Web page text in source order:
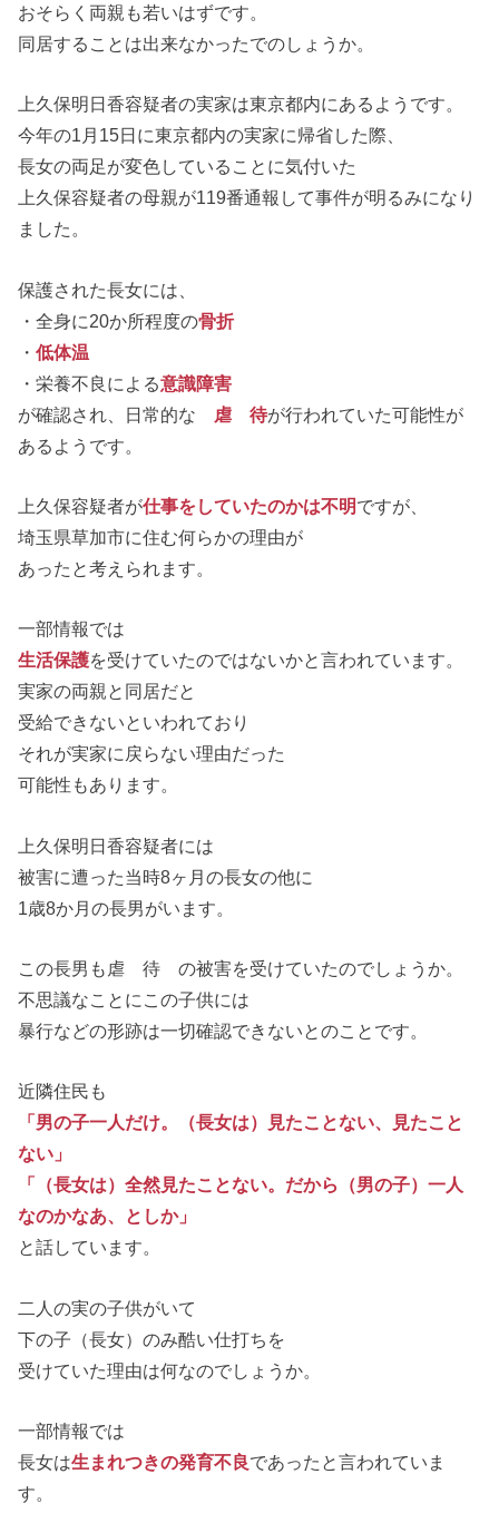
おそらく両親も若いはずです。
同居することは出来なかったでのしょうか。
上久保明日香容疑者の実家は東京都内にあるようです。
今年の1月15日に東京都内の実家に帰省した際、
長女の両足が変色していることに気付いた
上久保容疑者の母親が119番通報して事件が明るみになり
ました。
保護された長女には、
・全身に20か所程度の骨折
・低体温
・栄養不良による意識障害
が確認され、日常的な 虐 待が行われていた可能性が
あるようです。
上久保容疑者が仕事をしていたのかは不明ですが、
埼玉県草加市に住む何らかの理由が
あったと考えられます。
一部情報では
生活保護を受けていたのではないかと言われています。
実家の両親と同居だと
受給できないといわれており
それが実家に戻らない理由だった
可能性もあります。
上久保明日香容疑者には
被害に遭った当時8ヶ月の長女の他に
1歳8か月の長男がいます。
この長男も虐 待 の被害を受けていたのでしょうか。
不思議なことにこの子供には
暴行などの形跡は一切確認できないとのことです。
近隣住民も
「男の子一人だけ。（長女は）見たことない、見たこと
ない」
「（長女は）全然見たことない。だから（男の子）一人
なのかなあ、としか」
と話しています。
二人の実の子供がいて
下の子（長女）のみ酷い仕打ちを
受けていた理由は何なのでしょうか。
一部情報では
長女は生まれつきの発育不良であったと言われていま
す。